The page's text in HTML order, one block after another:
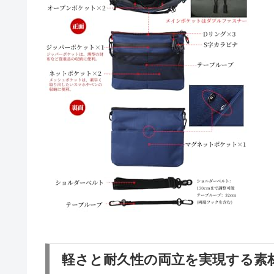
軽さと耐久性の両立を実現する素